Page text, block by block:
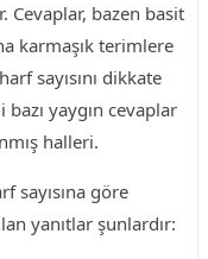
Cevaplar, bazen basit
karmaşık terimlere
sayısını dikkate
yaygın cevaplar
halleri.
sayısına göre
yanıtlar şunlardır: